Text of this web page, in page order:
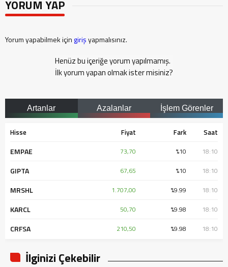
YORUM YAP
Yorum yapabilmek içingirişyapmalısınız.
Henüz bu içeriğe yorum yapılmamış.
İlk yorum yapan olmak ister misiniz?
Artanlar Azalanlar İşlem Görenler
Hisse Fiyat Fark Saat
EMPAE 73,70 %10 18:10
GIPTA 67,65 %10 18:10
MRSHL 1.707,00 %9.99 18:10
KARCL 50,70 %9.98 18:10
CRFSA 210,50 %9.98 18:10
İlginizi Çekebilir